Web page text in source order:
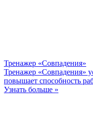
Тренажер «Совпадения»
Тренажер «Совпадения»
повышает способность
Узнать больше »